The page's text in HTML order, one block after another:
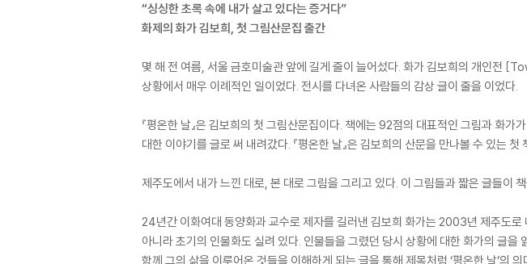
“싱싱한 초록 속에 내가 살고 있다는 증거다”
화제의 화가 김보희, 첫 그림산문집 출간
몇 해 전 여름, 서울 금호미술관 앞에 길게 줄이 늘어섰다. 화가 김보희의 개인전
상황에서 매우 이례적인 일이었다. 전시를 다녀온 사람들의 감상 글이 줄을 이었다.
『평온한 날』은 김보희의 첫 그림산문집이다. 책에는 92점의 대표적인 그림과 화
대한 이야기를 글로 써 내려갔다. 『평온한 날』은 김보희의 산문을 만나볼 수 있는
제주도에서 내가 느낀 대로, 본 대로 그림을 그리고 있다. 이 그림들과 짧은 글들이
24년간 이화여대 동양화과 교수로 제자를 길러낸 김보희 화가는 2003년 제주도
아니라 초기의 인물화도 실려 있다. 인물들을 그렸던 당시 상황에 대한 화가의 글
함께 그의 삶을 이루어온 것들을 이해하게 되는 글을 통해 제목처럼 ‘평온한 날’의